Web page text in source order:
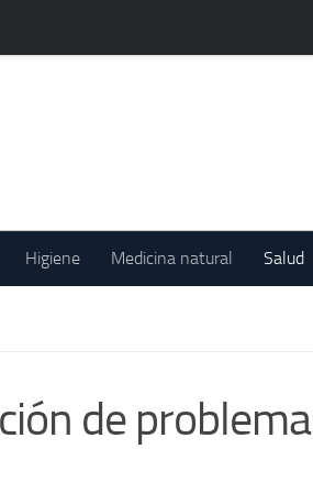
Higiene Medicina natural Salud
de